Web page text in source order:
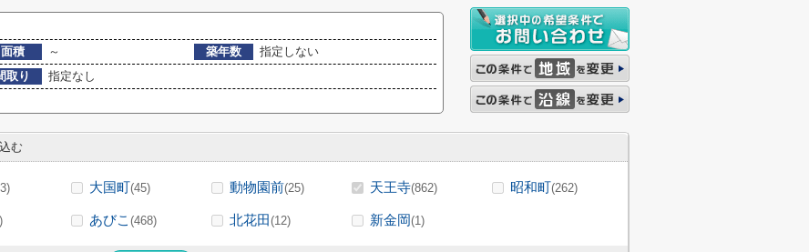
面積 ～ 築年数
指定しない
取り
指定なし
む
大国町(45) 動物園前(25) 天王寺(862) 昭和町(262)
あびこ (468) 北花田(12) 新金岡(1)